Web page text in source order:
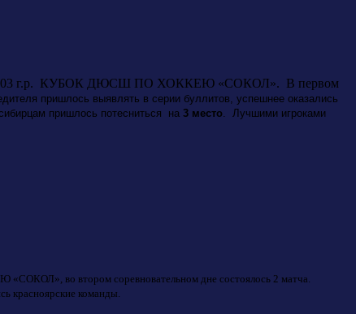
2003 г.р. КУБОК ДЮСШ ПО ХОККЕЮ «СОКОЛ». В первом
пришлось выявлять в серии буллитов, успешнее оказались
пришлось потесниться на 3 место . Лучшими игроками
во втором соревновательном дне состоялось 2 матча.
красноярские команды.